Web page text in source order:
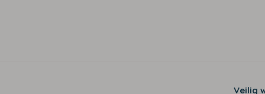
Veilig